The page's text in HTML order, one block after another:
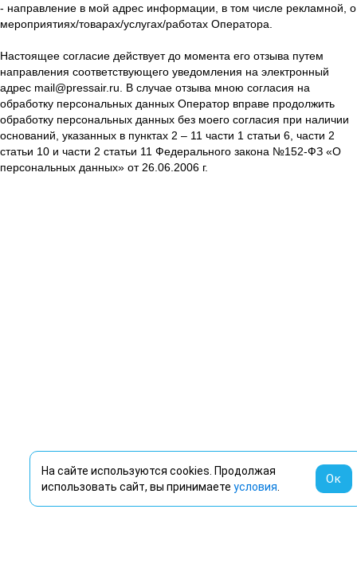
- направление в мой адрес информации, в том числе рекламной, о
мероприятиях/товарах/услугах/работах Оператора.
Настоящее согласие действует до момента его отзыва путем
направления соответствующего уведомления на электронный
адрес mail@pressair.ru. В случае отзыва мною согласия на
обработку персональных данных Оператор вправе продолжить
обработку персональных данных без моего согласия при наличии
оснований, указанных в пунктах 2 – 11 части 1 статьи 6, части 2
статьи 10 и части 2 статьи 11 Федерального закона №152-ФЗ «О
персональных данных» от 26.06.2006 г.
На сайте используются cookies. Продолжая
использовать сайт, вы принимаете условия
Ок